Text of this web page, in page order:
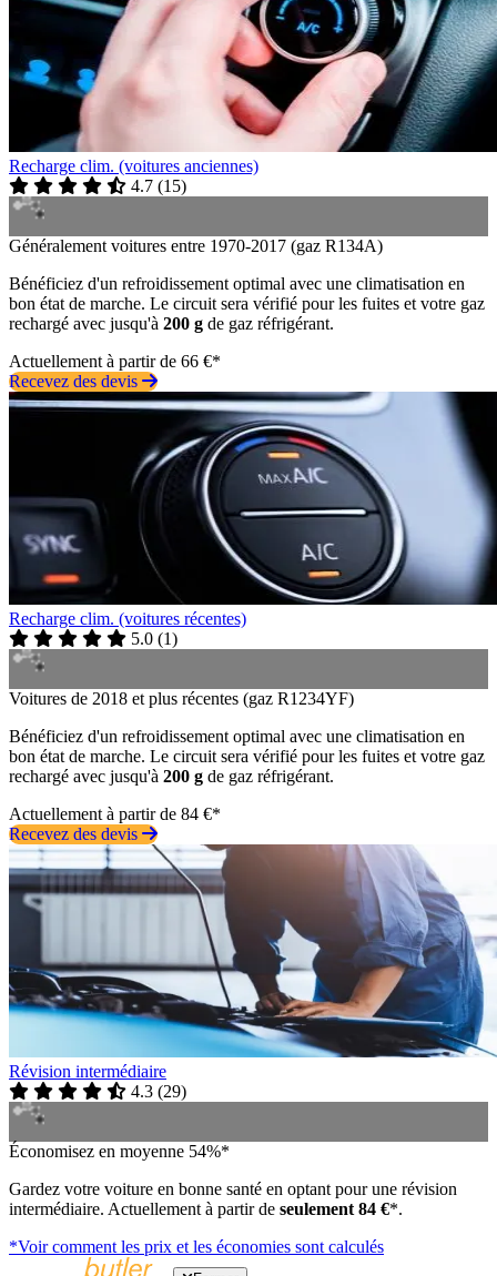
Recharge clim. (voitures anciennes)
4.7 (15)
Généralement voitures entre 1970-2017 (gaz R134A)
Bénéficiez d'un refroidissement optimal avec une climatisation en
bon état de marche. Le circuit sera vérifié pour les fuites et votre gaz
rechargé avec jusqu'à 200 g de gaz réfrigérant.
Actuellement à partir de 66 €*
Recevez des devis
Recharge clim. (voitures récentes)
5.0 (1)
Voitures de 2018 et plus récentes (gaz R1234YF)
Bénéficiez d'un refroidissement optimal avec une climatisation en
bon état de marche. Le circuit sera vérifié pour les fuites et votre gaz
rechargé avec jusqu'à 200 g de gaz réfrigérant.
Actuellement à partir de 84 €*
Recevez des devis
Révision intermédiaire
4.3 (29)
Économisez en moyenne 54%*
Gardez votre voiture en bonne santé en optant pour une révision
intermédiaire. Actuellement à partir de seulement 84 €*.
*Voir comment les prix et les économies sont calculés